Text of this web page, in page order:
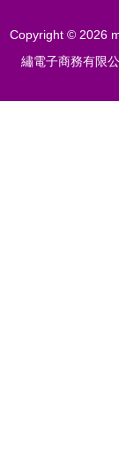
Copyright © 2026
繡電子商務有限